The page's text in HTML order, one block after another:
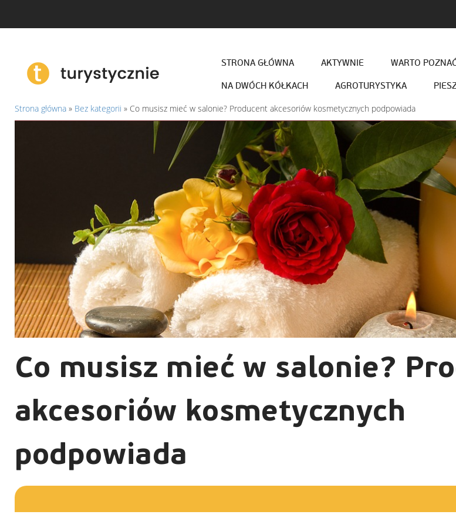
STRONA GŁÓWNA AKTYWNIE WARTO
NA DWÓCH KÓŁKACH AGROTURYSTYKA
Strona główna» Bez kategorii » Co musisz mieć w salonie? Producent akcesoriów kosmetycznych podpowiada
Co musisz mieć w salonie?
akcesoriów kosmetycznych
podpowiada